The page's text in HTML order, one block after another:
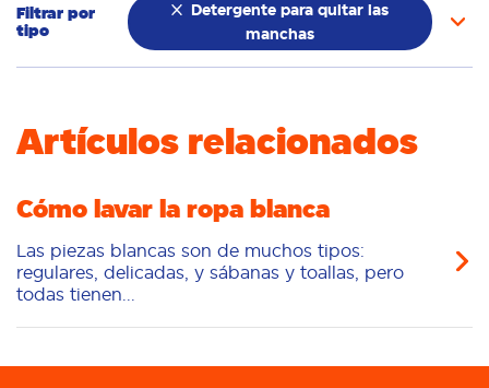
Filtrar por
tipo
Detergente para quitar las
manchas
Detergente en polvo Detergent líquido
Artículos relacionados
Cómo lavar la ropa blanca
Las piezas blancas son de muchos tipos:
regulares, delicadas, y sábanas y toallas, pero
todas tienen...